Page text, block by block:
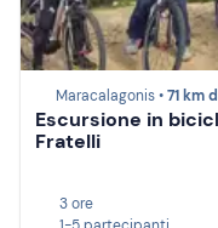
Maracalagonis •71 km
Escursione in
Fratelli
3 ore